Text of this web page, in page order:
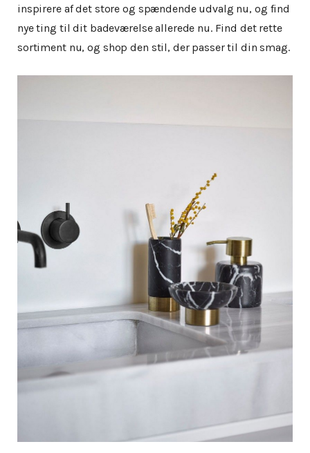
inspirere af det store og spændende udvalg nu, og find
nye ting til dit badeværelse allerede nu. Find det rette
sortiment nu, og shop den stil, der passer til din smag.